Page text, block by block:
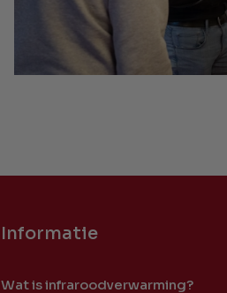
Informatie
Wat is infraroodverwarming?